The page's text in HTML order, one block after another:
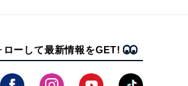
ローして最新情報をGET!